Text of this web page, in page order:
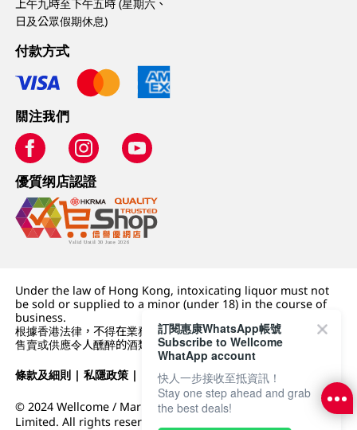
上午九時至下午五時 (星期六、
日及公眾假期休息)
付款方式
關注我們
優質纲店認證
Under the law of Hong Kong, intoxicating liquor must not
be sold or supplied to a minor (under 18) in the course of
business.
根據香港法律，不得在業務過程中，向未成年人 (18 歲以下人士)
售賣或供應令人醺醉的酒類。
條款及細則 |私隱政策 | DFI零售集團
© 2024 Wellcome / Market Place. The Dairy Farm Company
Limited. All rights reserved.
訂閱惠康WhatsApp帳號
Subscribe to Wellcome
WhatApp account
快人一步接收至抵資訊！
Stay one step ahead and grab
the best deals!